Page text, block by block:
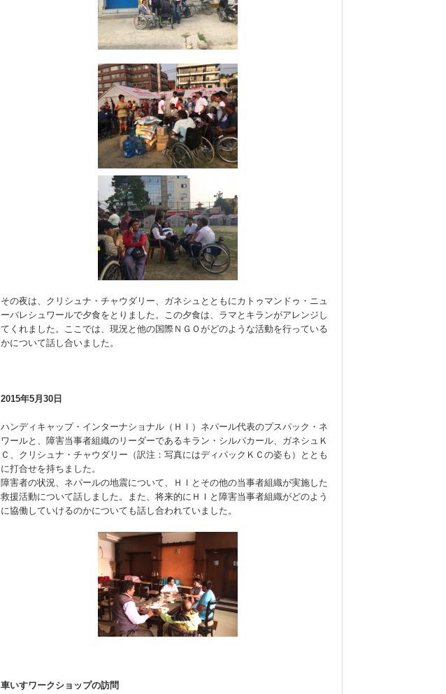
その夜は、クリシュナ・チャウダリー、ガネシュとともにカトゥマンドゥ・ニュ
ーバレシュワールで夕食をとりました。この夕食は、ラマとキランがアレンジし
てくれました。ここでは、現況と他の国際ＮＧＯがどのような活動を行っている
かについて話し合いました。
2015年5月30日
ハンディキャップ・インターナショナル（ＨＩ）ネパール代表のプスパック・ネ
ワールと、障害当事者組織のリーダーであるキラン・シルパカール、ガネシュＫ
Ｃ、クリシュナ・チャウダリー（訳注：写真にはディパックＫＣの姿も）ととも
に打合せを持ちました。
障害者の状況、ネパールの地震について、ＨＩとその他の当事者組織が実施した
救援活動について話しました。また、将来的にＨＩと障害当事者組織がどのよう
に協働していけるのかについても話し合われていました。
車いすワークショップの訪問